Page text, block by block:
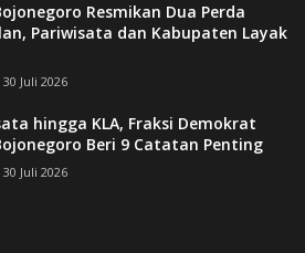
Resmikan Dua Perda
Pariwisata dan Kabupaten Layak
30 Juli 2026
hingga KLA, Fraksi Demokrat
Beri 9 Catatan Penting
30 Juli 2026